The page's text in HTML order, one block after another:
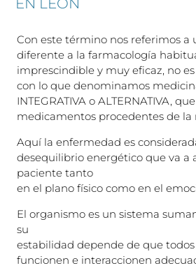
EN LEON
Con este término nos referimos a
diferente a la farmacología
imprescindible y muy eficaz, no
con lo que denominamos
INTEGRATIVA o ALTERNATIVA,
medicamentos procedentes de la
Aquí la enfermedad es
desequilibrio energético que va a
paciente tanto
en el plano físico como en el
El organismo es un sistema
su
estabilidad depende de que todos
funcionen e interaccionen